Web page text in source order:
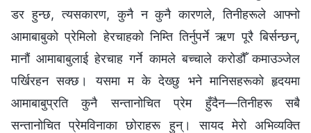
डर हुन्छ, त्यसकारण, कुनै न कुनै कारणले, तिनीहरूले आफ्‍नो
आमाबाबुको प्रेमिलो हेरचाहको निम्ति तिर्नुपर्ने ऋण पूरै बिर्सन्छन्,
मानौं आमाबाबुलाई हेरचाह गर्ने कामले बच्चाले करोडौँ कमाउञ्‍जेल
पर्खिरहन सक्छ। यसमा म के देख्छु भने मानिसहरूको हृदयमा
आमाबाबुप्रति कुनै सन्तानोचित प्रेम हुँदैन—तिनीहरू सबै
सन्तानोचित प्रेमविनाका छोराहरू हुन्। सायद मेरो अभिव्यक्ति